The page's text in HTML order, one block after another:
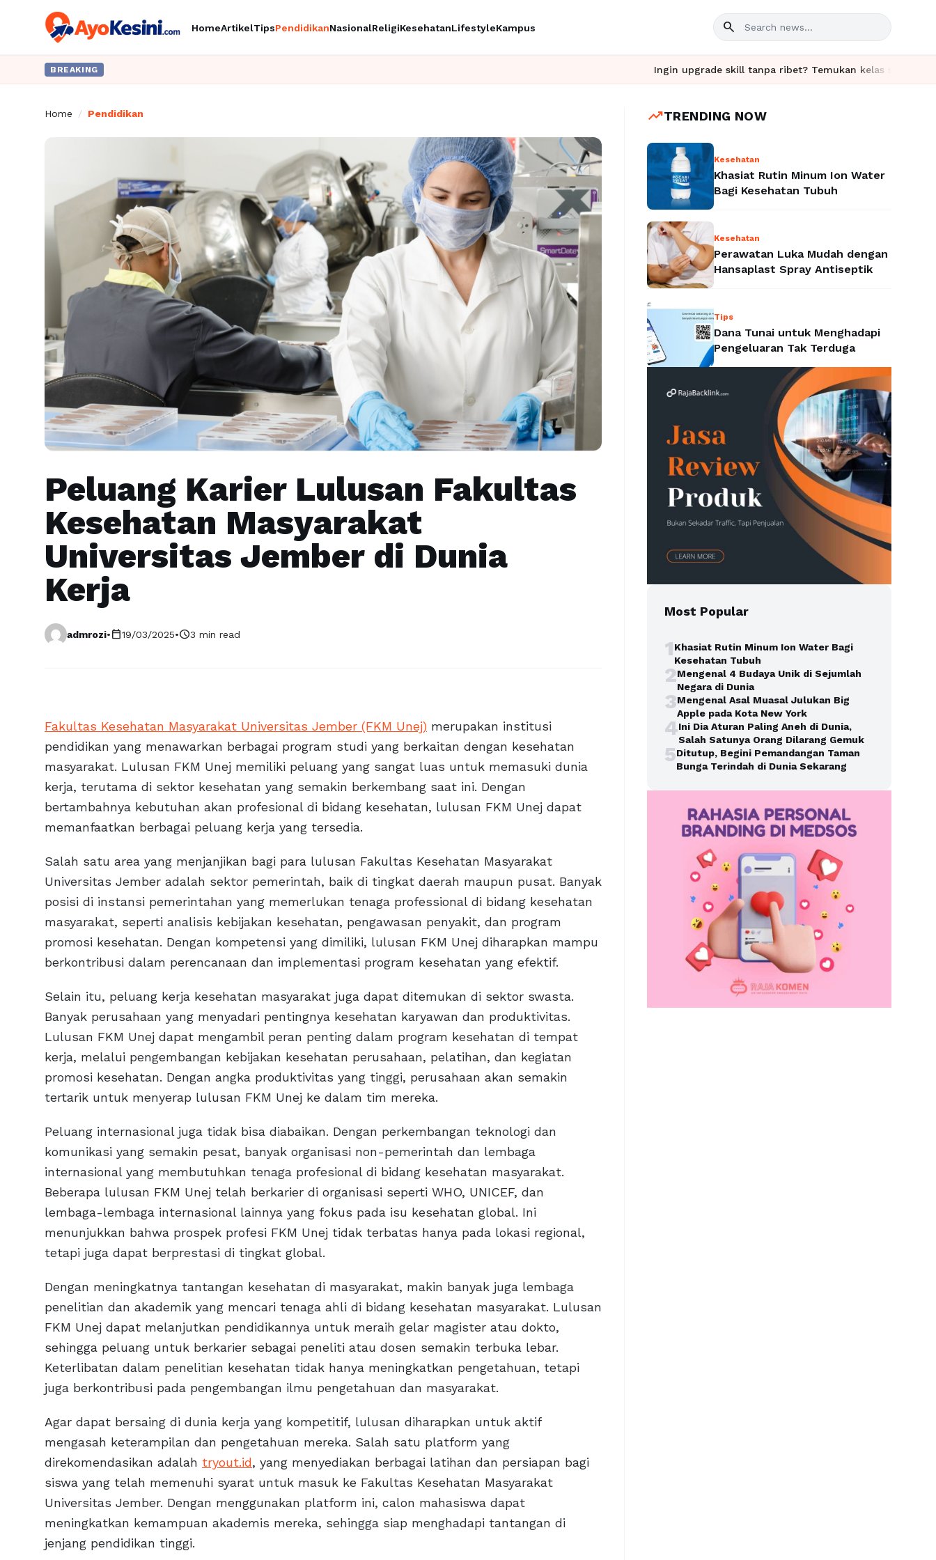
HomeArtikelTipsPendidikanNasionalReligiKesehatanLifestyleKampus search
BREAKING Ingin upgrade skill tanpa ribet? Temukan kelas seru dan materi
Home / Pendidikan
Peluang Karier Lulusan Fakultas
Kesehatan Masyarakat
Universitas Jember di Dunia
Kerja
admrozi•calendar_today19/03/2025•schedule3 min read
Fakultas Kesehatan Masyarakat Universitas Jember (FKM Unej) merupakan institusi
pendidikan yang menawarkan berbagai program studi yang berkaitan dengan kesehatan
masyarakat. Lulusan FKM Unej memiliki peluang yang sangat luas untuk memasuki dunia
kerja, terutama di sektor kesehatan yang semakin berkembang saat ini. Dengan
bertambahnya kebutuhan akan profesional di bidang kesehatan, lulusan FKM Unej dapat
memanfaatkan berbagai peluang kerja yang tersedia.
Salah satu area yang menjanjikan bagi para lulusan Fakultas Kesehatan Masyarakat
Universitas Jember adalah sektor pemerintah, baik di tingkat daerah maupun pusat. Banyak
posisi di instansi pemerintahan yang memerlukan tenaga professional di bidang kesehatan
masyarakat, seperti analisis kebijakan kesehatan, pengawasan penyakit, dan program
promosi kesehatan. Dengan kompetensi yang dimiliki, lulusan FKM Unej diharapkan mampu
berkontribusi dalam perencanaan dan implementasi program kesehatan yang efektif.
Selain itu, peluang kerja kesehatan masyarakat juga dapat ditemukan di sektor swasta.
Banyak perusahaan yang menyadari pentingnya kesehatan karyawan dan produktivitas.
Lulusan FKM Unej dapat mengambil peran penting dalam program kesehatan di tempat
kerja, melalui pengembangan kebijakan kesehatan perusahaan, pelatihan, dan kegiatan
promosi kesehatan. Dengan angka produktivitas yang tinggi, perusahaan akan semakin
tertarik untuk menyerap lulusan FKM Unej ke dalam tim mereka.
Peluang internasional juga tidak bisa diabaikan. Dengan perkembangan teknologi dan
komunikasi yang semakin pesat, banyak organisasi non-pemerintah dan lembaga
internasional yang membutuhkan tenaga profesional di bidang kesehatan masyarakat.
Beberapa lulusan FKM Unej telah berkarier di organisasi seperti WHO, UNICEF, dan
lembaga-lembaga internasional lainnya yang fokus pada isu kesehatan global. Ini
menunjukkan bahwa prospek profesi FKM Unej tidak terbatas hanya pada lokasi regional,
tetapi juga dapat berprestasi di tingkat global.
Dengan meningkatnya tantangan kesehatan di masyarakat, makin banyak juga lembaga
penelitian dan akademik yang mencari tenaga ahli di bidang kesehatan masyarakat. Lulusan
FKM Unej dapat melanjutkan pendidikannya untuk meraih gelar magister atau dokto,
sehingga peluang untuk berkarier sebagai peneliti atau dosen semakin terbuka lebar.
Keterlibatan dalam penelitian kesehatan tidak hanya meningkatkan pengetahuan, tetapi
juga berkontribusi pada pengembangan ilmu pengetahuan dan masyarakat.
Agar dapat bersaing di dunia kerja yang kompetitif, lulusan diharapkan untuk aktif
mengasah keterampilan dan pengetahuan mereka. Salah satu platform yang
direkomendasikan adalah tryout.id, yang menyediakan berbagai latihan dan persiapan bagi
siswa yang telah memenuhi syarat untuk masuk ke Fakultas Kesehatan Masyarakat
Universitas Jember. Dengan menggunakan platform ini, calon mahasiswa dapat
meningkatkan kemampuan akademis mereka, sehingga siap menghadapi tantangan di
jenjang pendidikan tinggi.
trending_upTRENDING NOW
Kesehatan
Khasiat Rutin Minum Ion Water
Bagi Kesehatan Tubuh
Kesehatan
Perawatan Luka Mudah dengan
Hansaplast Spray Antiseptik
Tips
Dana Tunai untuk Menghadapi
Pengeluaran Tak Terduga
Most Popular
1Khasiat Rutin Minum Ion Water Bagi
Kesehatan Tubuh
2Mengenal 4 Budaya Unik di Sejumlah
Negara di Dunia
3Mengenal Asal Muasal Julukan Big
Apple pada Kota New York
4Ini Dia Aturan Paling Aneh di Dunia,
Salah Satunya Orang Dilarang Gemuk
5Ditutup, Begini Pemandangan Taman
Bunga Terindah di Dunia Sekarang